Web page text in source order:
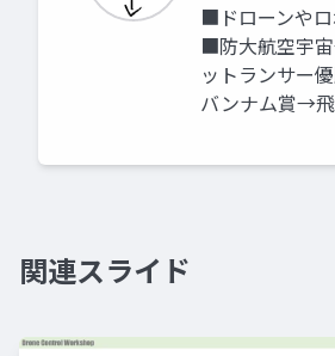
■ドローンや
■防大航空宇
ットランサー
バンナム賞→
関連スライド